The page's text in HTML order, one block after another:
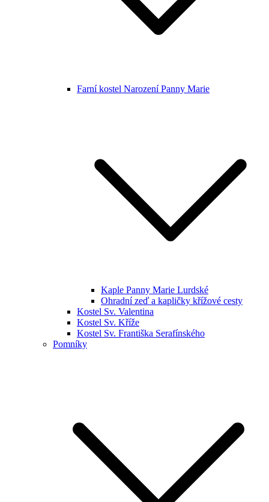
Farní kostel Narození Panny Marie
Kaple Panny Marie Lurdské
Ohradní zeď a kapličky křížové cesty
Kostel Sv. Valentina
Kostel Sv. Kříže
Kostel Sv. Františka Serafínského
Pomníky